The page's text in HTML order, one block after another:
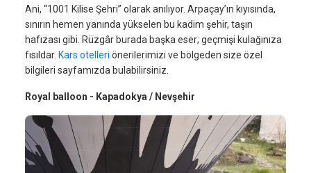
Ani, “1001 Kilise Şehri” olarak anılıyor. Arpaçay’ın kıyısında,
sınırın hemen yanında yükselen bu kadim şehir, taşın
hafızası gibi. Rüzgâr burada başka eser; geçmişi kulağınıza
fısıldar. Kars otelleri önerilerimizi ve bölgeden size özel
bilgileri sayfamızda bulabilirsiniz.
Royal balloon - Kapadokya / Nevşehir